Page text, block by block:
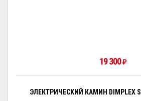
19 300₽
ЭЛЕКТРИЧЕСКИЙ КАМИН DIMPLEX